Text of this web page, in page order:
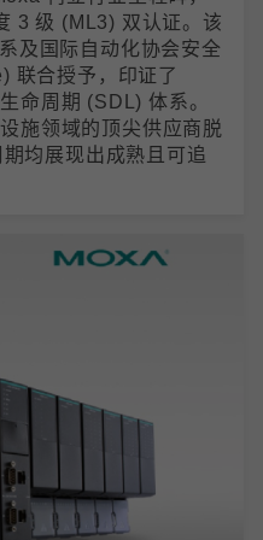
3 级 (ML3) 双认证。该
及国际自动化协会安全
联合授予，印证了
命周期 (SDL) 体系。
施领域的顶尖供应商脱
均展现出成熟且可追